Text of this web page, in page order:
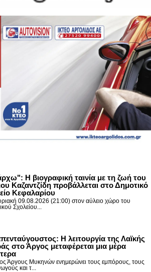
Η βιογραφική ταινία με τη ζωή του
Καζαντζίδη προβάλλεται στο Δημοτικό
Κεφαλαρίου
09.08.2026 (21:00) στον αύλειο χώρο του
Σχολείου...
H λειτουργία της Λαϊκής
στο Άργος μεταφέρεται μια μέρα
Άργους Μυκηνών ενημερώνει τους εμπόρους, τους
και τ...